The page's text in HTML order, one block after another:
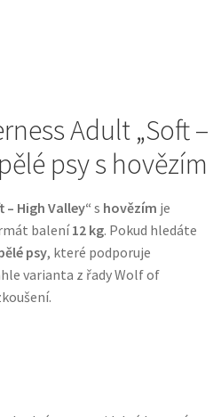
Adult „Soft –
psy s hovězím
High Valley“s hovězím je
balení12 kg. Pokud hledáte
psy, které podporuje
varianta z řady Wolf of